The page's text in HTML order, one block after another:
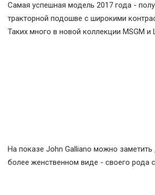
Самая успешная модель 2017 года -
тракторной подошве с широкими
Таких много в новой коллекции MSGM и
На показе John Galliano можно
более женственном виде - своего рода